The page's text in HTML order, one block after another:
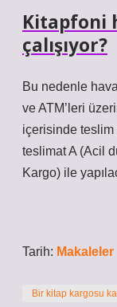
Kitapfoni
çalışıyor?
Bu nedenle
ve ATM’leri
içerisinde
teslimat A (Acil
Kargo) ile
Tarih: Makaleler
Bir kitap kargosu